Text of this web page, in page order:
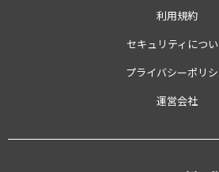
利用規約
セキュリティにつ
プライバシーポリ
運営会社